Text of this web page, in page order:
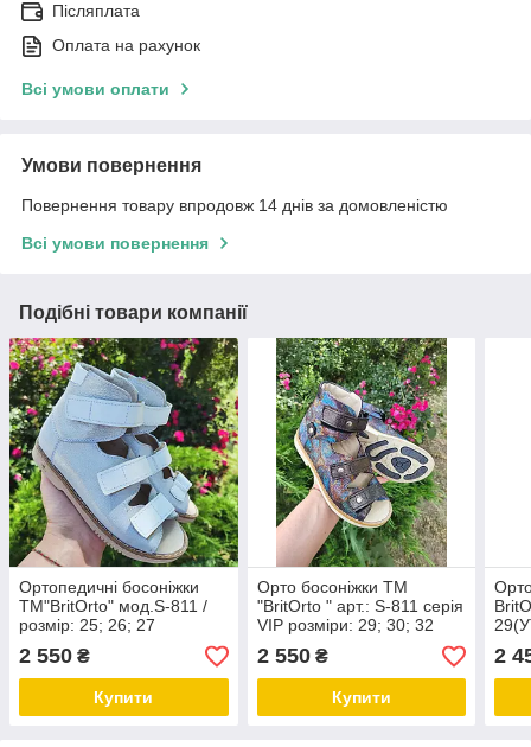
Післяплата
Оплата на рахунок
Всі умови оплати
Умови повернення
Повернення товару впродовж 14 днів за домовленістю
Всі умови повернення
Подібні товари компанії
Ортопедичні босоніжки
ТМ"BritOrto" мод.S-811 /
розмір: 25; 26; 27
2 550 ₴
Купити
Орто босоніжки ТМ
"BritOrto " арт.: S-811 серія
VIP розміри: 29; 30; 32
2 550₴
Купити
2